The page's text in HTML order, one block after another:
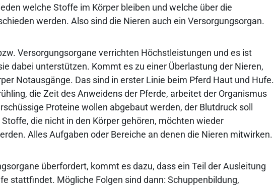
welche Stoffe im Körper bleiben und welche über die
werden. Also sind die Nieren auch ein Versorgungsorgan.
Versorgungsorgane verrichten Höchstleistungen und es ist
dabei unterstützen. Kommt es zu einer Überlastung der Nieren,
Notausgänge. Das sind in erster Linie beim Pferd Haut und Hufe.
die Zeit des Anweidens der Pferde, arbeitet der Organismus
Proteine wollen abgebaut werden, der Blutdruck soll
die nicht in den Körper gehören, möchten wieder
Alles Aufgaben oder Bereiche an denen die Nieren mitwirken.
überfordert, kommt es dazu, dass ein Teil der Ausleitung
stattfindet. Mögliche Folgen sind dann: Schuppenbildung,